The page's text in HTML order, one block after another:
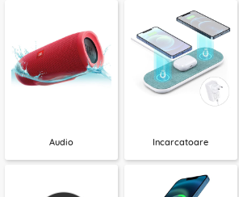
Audio Incarcatoare